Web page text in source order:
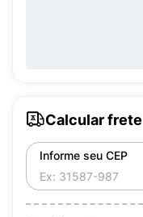
Calcular frete
Informe seu CEP